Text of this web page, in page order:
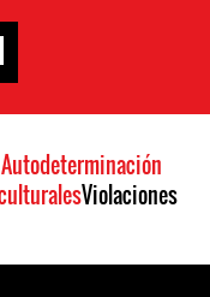
Violaciones